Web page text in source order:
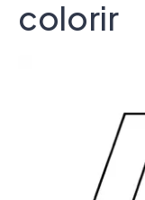
colorir